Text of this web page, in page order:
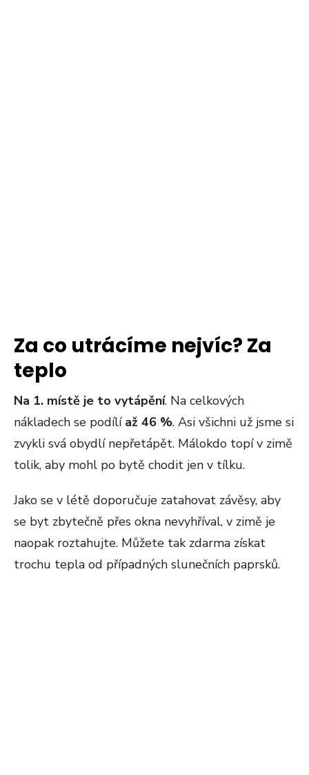
Za co utrácíme nejvíc? Za
teplo
Na 1. místě je to vytápění. Na celkových
nákladech se podílí až 46 %. Asi všichni už jsme si
zvykli svá obydlí nepřetápět. Málokdo topí v zimě
tolik, aby mohl po bytě chodit jen v tílku.
Jako se v létě doporučuje zatahovat závěsy, aby
se byt zbytečně přes okna nevyhříval, v zimě je
naopak roztahujte. Můžete tak zdarma získat
trochu tepla od případných slunečních paprsků.